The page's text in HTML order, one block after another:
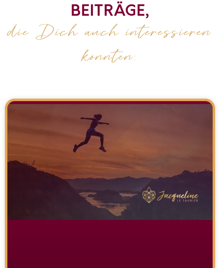
BEITRÄGE,
die Dich auch interessieren
könnten: